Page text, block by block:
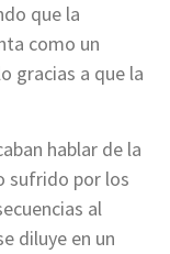
que la
como un
gracias a que la
hablar de la
sufrido por los
al
diluye en un